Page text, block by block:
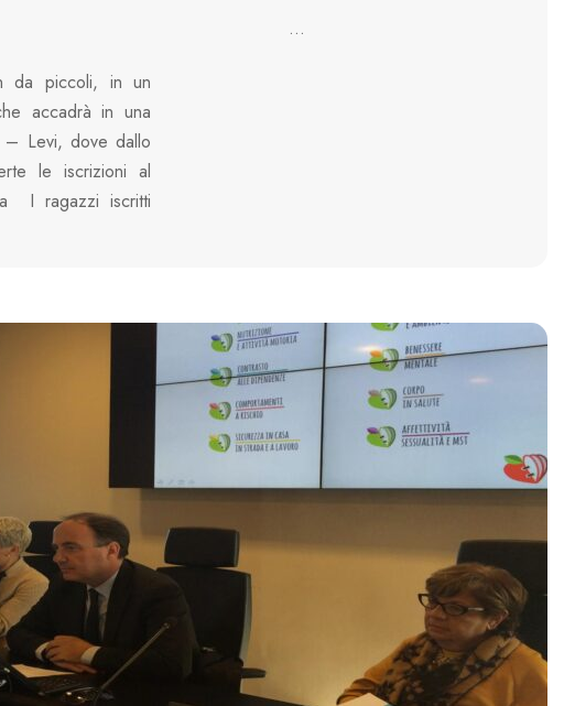
da piccoli, in un
accadrà in una
– Levi, dove dallo
le iscrizioni al
I ragazzi iscritti
...